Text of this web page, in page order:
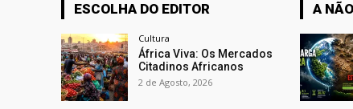
ESCOLHA DO EDITOR
Cultura
África Viva: Os Mercados
Citadinos Africanos
2 de Agosto, 2026
A